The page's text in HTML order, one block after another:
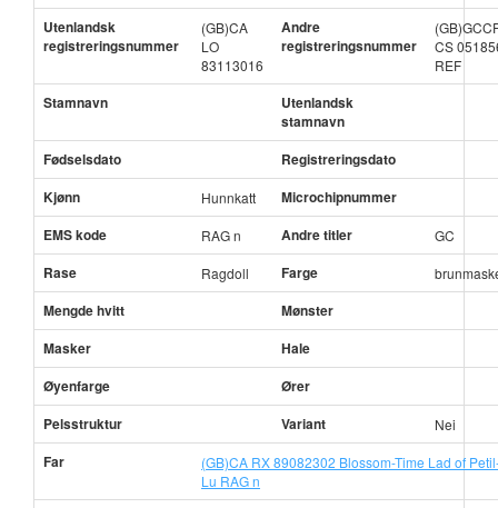
Utenlandsk
registreringsnummer
(GB)CA
LO
83113016
Andre
registreringsnummer
CS
REF
Stamnavn
Utenlandsk
stamnavn
Fødselsdato
Registreringsdato
Kjønn
Hunnkatt
Microchipnummer
EMS kode
RAG n Andre titler GC
Rase Ragdoll Farge
Mengde hvitt
Mønster
Masker
Hale
Øyenfarge
Ører
Pelsstruktur
Variant Nei
Far
(GB)CA RX 89082302 Blossom-Time Lad of
Lu RAG n